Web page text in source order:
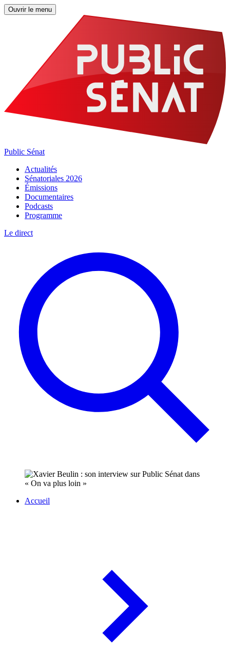
Ouvrir le menu
Public Sénat
Actualités
Sénatoriales 2026
Émissions
Documentaires
Podcasts
Programme
Le direct
Accueil